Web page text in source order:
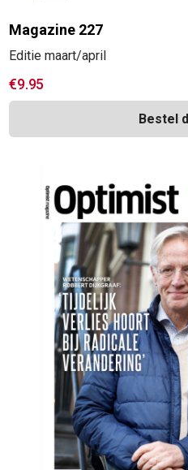
Magazine 227
Editie maart/april
€9.95
Bestel